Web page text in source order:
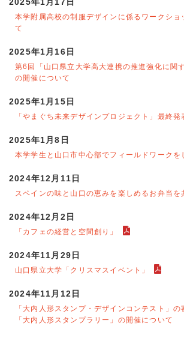
本学附属高校の制服デザインに係るワークショ
て
2025年1月16日
第6回「山口県立大学高大連携の推進強化に関
の開催について
2025年1月15日
「やまぐち未来デザインプロジェクト」最終発
2025年1月8日
本学学生と山口市中心部でフィールドワークを
2024年12月11日
スペインの味と山口の恵みを楽しめるお弁当を
2024年12月2日
「カフェの経営と空間創り」
2024年11月29日
山口県立大学「クリスマスイベント」
2024年11月12日
「大内人形スタンプ・デザインコンテスト」
「大内人形スタンプラリー」の開催について